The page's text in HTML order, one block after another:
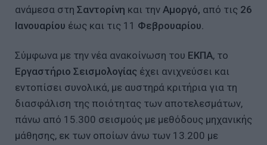
ανάμεσα στη Σαντορίνη και την Αμοργό, από τις 26
Ιανουαρίου έως και τις 11 Φεβρουαρίου.
Σύμφωνα με την νέα ανακοίνωση του ΕΚΠΑ, το
Εργαστήριο Σεισμολογίας έχει ανιχνεύσει και
εντοπίσει συνολικά, με αυστηρά κριτήρια για τη
διασφάλιση της ποιότητας των αποτελεσμάτων,
πάνω από 15.300 σεισμούς με μεθόδους μηχανικής
μάθησης, εκ των οποίων άνω των 13.200 με